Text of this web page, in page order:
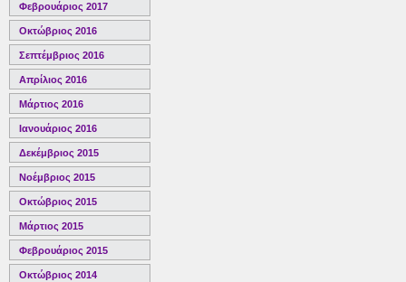
Φεβρουάριος 2017
Οκτώβριος 2016
Σεπτέμβριος 2016
Απρίλιος 2016
Μάρτιος 2016
Ιανουάριος 2016
Δεκέμβριος 2015
Νοέμβριος 2015
Οκτώβριος 2015
Μάρτιος 2015
Φεβρουάριος 2015
Οκτώβριος 2014